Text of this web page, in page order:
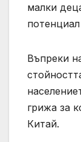
малки
Въпреки
грижа за
Китай.